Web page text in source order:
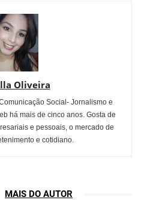
Oliveira
Social- Jornalismo e
há mais de cinco anos. Gosta de
e pessoais, o mercado de
e cotidiano.
MAIS DO AUTOR